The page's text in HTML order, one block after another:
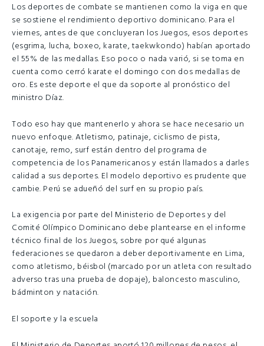
Los deportes de combate se mantienen como la viga en que
se sostiene el rendimiento deportivo dominicano. Para el
viernes, antes de que concluyeran los Juegos, esos deportes
(esgrima, lucha, boxeo, karate, taekwkondo) habían aportado
el 55% de las medallas. Eso poco o nada varió, si se toma en
cuenta como cerró karate el domingo con dos medallas de
oro. Es este deporte el que da soporte al pronóstico del
ministro Díaz.
Todo eso hay que mantenerlo y ahora se hace necesario un
nuevo enfoque. Atletismo, patinaje, ciclismo de pista,
canotaje, remo, surf están dentro del programa de
competencia de los Panamericanos y están llamados a darles
calidad a sus deportes. El modelo deportivo es prudente que
cambie. Perú se adueñó del surf en su propio país.
La exigencia por parte del Ministerio de Deportes y del
Comité Olímpico Dominicano debe plantearse en el informe
técnico final de los Juegos, sobre por qué algunas
federaciones se quedaron a deber deportivamente en Lima,
como atletismo, béisbol (marcado por un atleta con resultado
adverso tras una prueba de dopaje), baloncesto masculino,
bádminton y natación.
El soporte y la escuela